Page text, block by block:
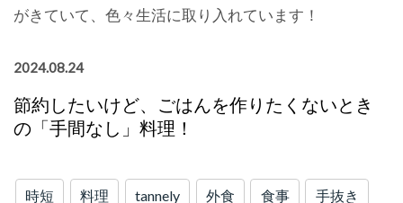
がきていて、色々生活に取り入れています！
2024.08.24
節約したいけど、ごはんを作りたくないとき
の「手間なし」料理！
時短 料理 tannely 外食 食事 手抜き